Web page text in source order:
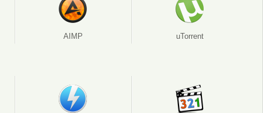
AIMP uTorrent